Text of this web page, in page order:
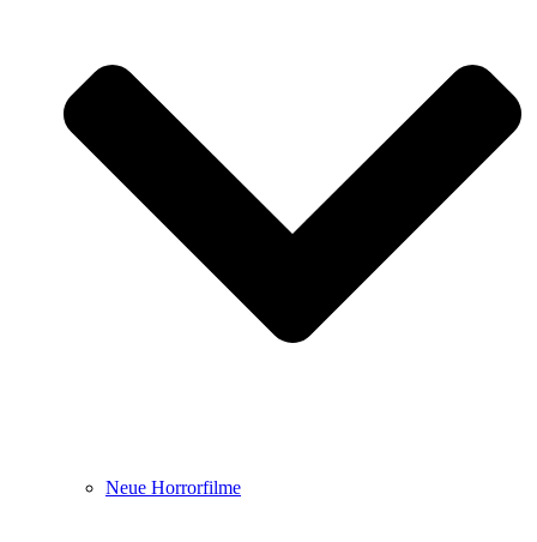
Neue Horrorfilme